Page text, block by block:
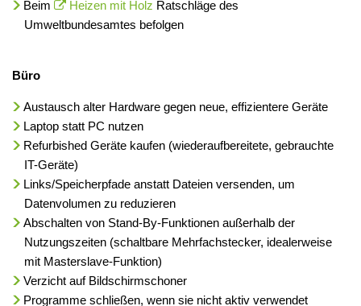
Beim
Heizen mit Holz Ratschläge des
Umweltbundesamtes befolgen
Büro
Austausch alter Hardware gegen neue, effizientere Geräte
Laptop statt PC nutzen
Refurbished Geräte kaufen (wiederaufbereitete, gebrauchte
IT-Geräte)
Links/Speicherpfade anstatt Dateien versenden, um
Datenvolumen zu reduzieren
Abschalten von Stand-By-Funktionen außerhalb der
Nutzungszeiten (schaltbare Mehrfachstecker, idealerweise
mit Masterslave-Funktion)
Verzicht auf Bildschirmschoner
Programme schließen, wenn sie nicht aktiv verwendet